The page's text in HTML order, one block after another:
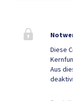
Quicklinks
Tourismus
Diese
Aus